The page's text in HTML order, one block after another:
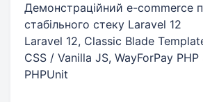
Демонстраційний e-commerce
стабільного стеку Laravel 12
Laravel 12, Classic Blade
CSS / Vanilla JS, WayForPay PHP
PHPUnit